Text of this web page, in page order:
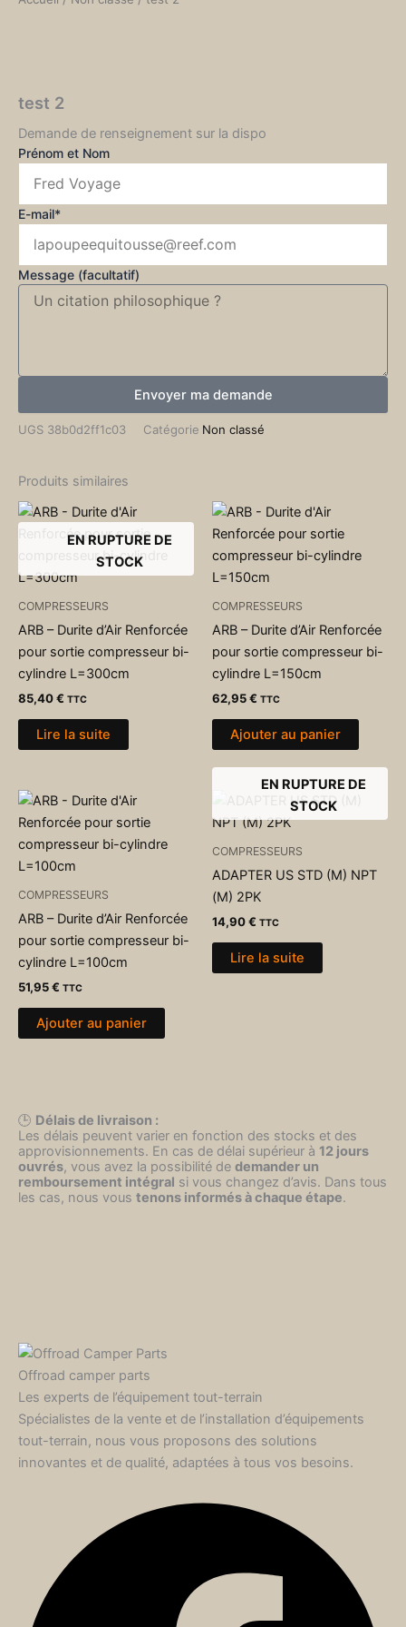
test 2
Demande de renseignement sur la dispo
Prénom et Nom
E-mail*
Message (facultatif)
Envoyer ma demande
UGS 38b0d2ff1c03 Catégorie Non classé
Produits similaires
EN RUPTURE DE
STOCK
COMPRESSEURS
ARB – Durite d’Air Renforcée
pour sortie compresseur bi-
cylindre L=300cm
85,40€ TTC
Lire la suite
COMPRESSEURS
ARB – Durite d’Air Renforcée
pour sortie compresseur bi-
cylindre L=150cm
62,95€ TTC
Ajouter au panier
COMPRESSEURS
ARB – Durite d’Air Renforcée
pour sortie compresseur bi-
cylindre L=100cm
51,95€ TTC
Ajouter au panier
EN RUPTURE DE
STOCK
COMPRESSEURS
ADAPTER US STD (M) NPT
(M) 2PK
14,90€ TTC
Lire la suite
🕒 Délais de livraison :
Les délais peuvent varier en fonction des stocks et des
approvisionnements. En cas de délai supérieur à 12 jours
ouvrés, vous avez la possibilité de demander un
remboursement intégral si vous changez d’avis. Dans tous
les cas, nous vous tenons informés à chaque étape.
Offroad camper parts
Les experts de l’équipement tout-terrain
Spécialistes de la vente et de l’installation d’équipements
tout-terrain, nous vous proposons des solutions
innovantes et de qualité, adaptées à tous vos besoins.